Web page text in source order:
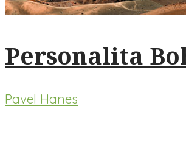
Personalita
Pavel Hanes